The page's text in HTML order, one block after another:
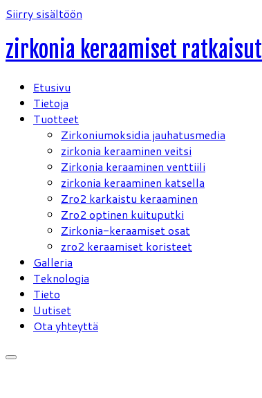
Siirry sisältöön
zirkonia keraamiset ratkaisut
Etusivu
Tietoja
Tuotteet
Zirkoniumoksidia jauhatusmedia
zirkonia keraaminen veitsi
Zirkonia keraaminen venttiili
zirkonia keraaminen katsella
Zro2 karkaistu keraaminen
Zro2 optinen kuituputki
Zirkonia-keraamiset osat
zro2 keraamiset koristeet
Galleria
Teknologia
Tieto
Uutiset
Ota yhteyttä